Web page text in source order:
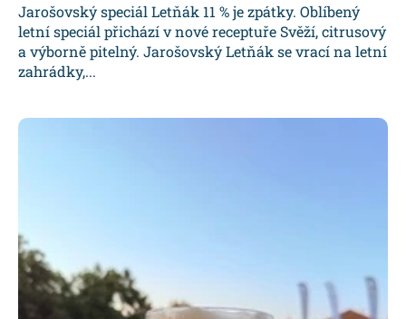
Jarošovský speciál Letňák 11 % je zpátky. Oblíbený
letní speciál přichází v nové receptuře Svěží, citrusový
a výborně pitelný. Jarošovský Letňák se vrací na letní
zahrádky,...